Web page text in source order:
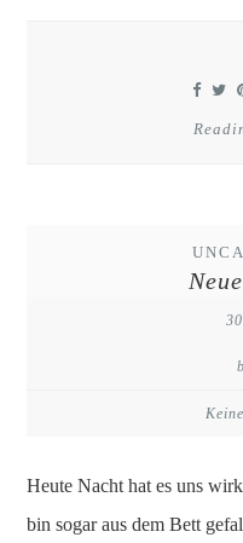
Heute Nacht hat es uns
bin sogar aus dem Bett